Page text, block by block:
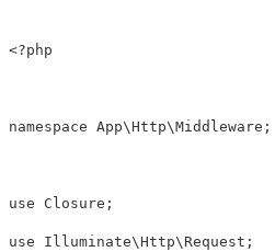
<?php
namespace App\Http\Middleware ;
use Closure ;
use Illuminate\Http\Request ;